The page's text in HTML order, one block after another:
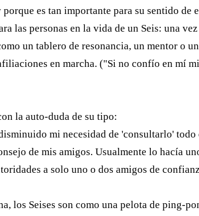
es tan importante para su sentido
las personas en la vida de un Seis: una
un tablero de resonancia, un mentor o
en marcha. ("Si no confío en mí
la auto-duda de su tipo:
mi necesidad de 'consultarlo'
de mis amigos. Usualmente lo hacía
a solo uno o dos amigos de
los Seises son como una pelota de ping-